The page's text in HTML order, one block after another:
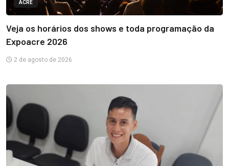
ACRE
Veja os horários dos shows e toda programação da
Expoacre 2026
2 de agosto de 2026